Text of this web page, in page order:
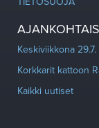
Keskiviikkona
Korkkarit kattoon
Kaikki uutiset